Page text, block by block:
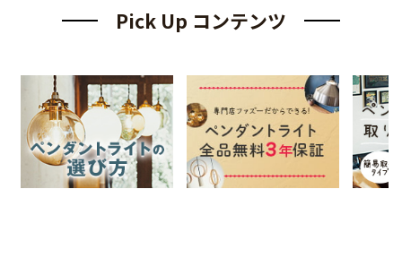
Pick Up コンテンツ